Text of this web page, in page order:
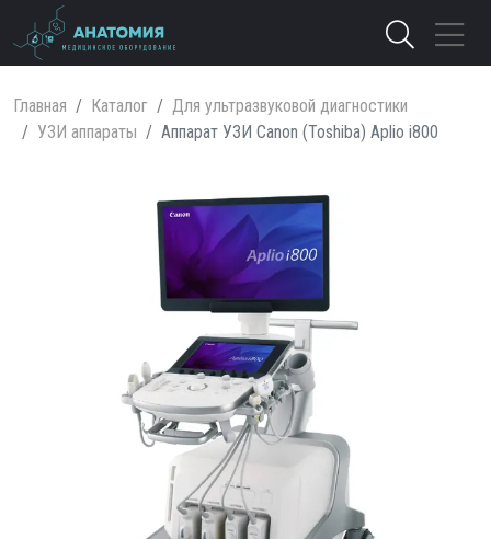
Главная Каталог
Для ультразвуковой диагностики
УЗИ аппараты
Аппарат УЗИ Canon (Toshiba) Aplio i800